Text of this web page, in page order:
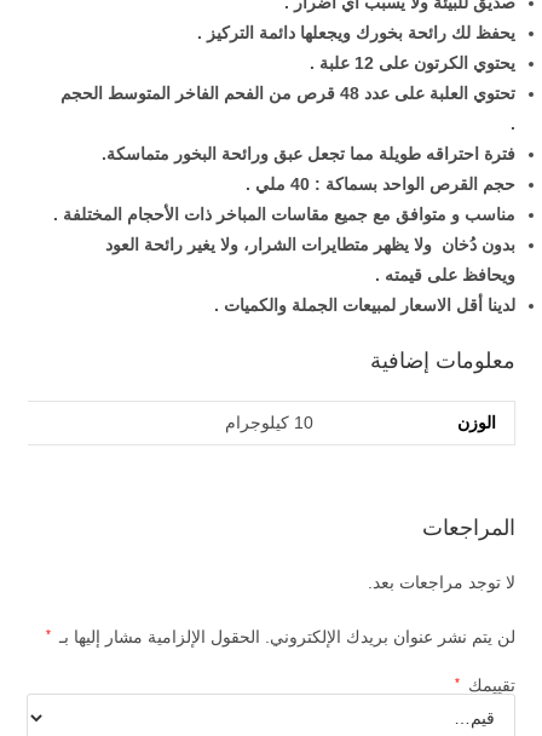
يحفظ لك رائحة بخورك ويجعلها دائمة التركيز .
يحتوي الكرتون على 12 علبة .
تحتوي العلبة على عدد 48 قرص من الفحم الفاخر المتوسط الحجم
.
فترة احتراقه طويلة مما تجعل عبق ورائحة البخور متماسكة.
حجم القرص الواحد بسماكة : 40 ملي .
مناسب و متوافق مع جميع مقاسات المباخر ذات الأحجام المختلفة .
بدون دُخان ولا يظهر متطايرات الشرار، ولا يغير رائحة العود
ويحافظ على قيمته .
لدينا أقل الاسعار لمبيعات الجملة والكميات .
معلومات إضافية
الوزن 10 كيلوجرام
المراجعات
لا توجد مراجعات بعد.
لن يتم نشر عنوان بريدك الإلكتروني. الحقول الإلزامية مشار إليها بـ *
تقييمك *